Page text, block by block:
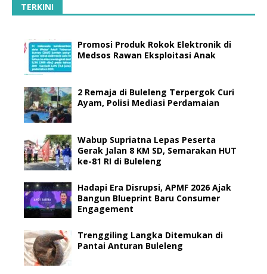
TERKINI
Promosi Produk Rokok Elektronik di
Medsos Rawan Eksploitasi Anak
2 Remaja di Buleleng Terpergok Curi
Ayam, Polisi Mediasi Perdamaian
Wabup Supriatna Lepas Peserta
Gerak Jalan 8 KM SD, Semarakan HUT
ke-81 RI di Buleleng
Hadapi Era Disrupsi, APMF 2026 Ajak
Bangun Blueprint Baru Consumer
Engagement
Trenggiling Langka Ditemukan di
Pantai Anturan Buleleng